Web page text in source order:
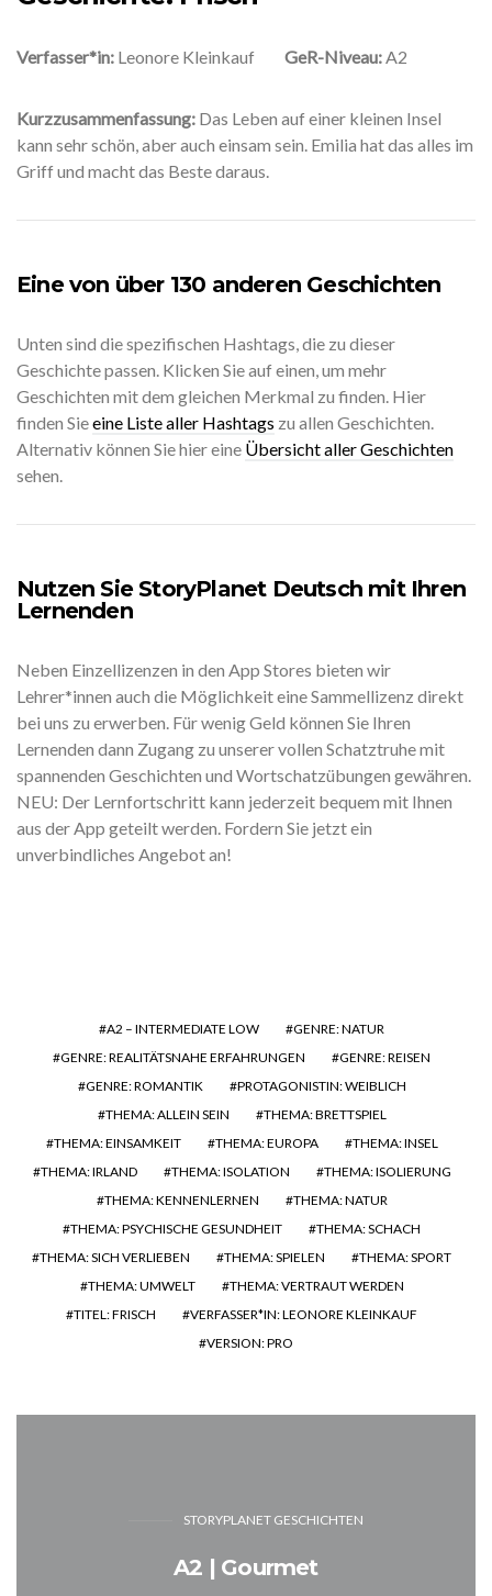
Verfasser*in: Leonore Kleinkauf GeR-Niveau:A2
Kurzzusammenfassung: Das Leben auf einer kleinen Insel
kann sehr schön, aber auch einsam sein. Emilia hat das alles im
Griff und macht das Beste daraus.
Eine von über 130 anderen Geschichten
Unten sind die spezifischen Hashtags, die zu dieser
Geschichte passen. Klicken Sie auf einen, um mehr
Geschichten mit dem gleichen Merkmal zu finden. Hier
finden Sieeine Liste aller Hashtags zu allen Geschichten.
Alternativ können Sie hier eine Übersicht aller Geschichten
sehen.
Nutzen Sie StoryPlanet Deutsch mit Ihren
Lernenden
Neben Einzellizenzen in den App Stores bieten wir
Lehrer*innen auch die Möglichkeit eine Sammellizenz direkt
bei uns zu erwerben. Für wenig Geld können Sie Ihren
Lernenden dann Zugang zu unserer vollen Schatztruhe mit
spannenden Geschichten und Wortschatzübungen gewähren.
NEU: Der Lernfortschritt kann jederzeit bequem mit Ihnen
aus der App geteilt werden. Fordern Sie jetzt ein
unverbindliches Angebot an!
A2 – INTERMEDIATE LOW
GENRE: NATUR
GENRE: REALITÄTSNAHE ERFAHRUNGEN
GENRE: REISEN
GENRE: ROMANTIK
PROTAGONISTIN: WEIBLICH
THEMA: ALLEIN SEIN
THEMA: BRETTSPIEL
THEMA: EINSAMKEIT
THEMA: EUROPA
THEMA: INSEL
THEMA: IRLAND
THEMA: ISOLATION
THEMA: ISOLIERUNG
THEMA: KENNENLERNEN
THEMA: NATUR
THEMA: PSYCHISCHE GESUNDHEIT
THEMA: SCHACH
THEMA: SICH VERLIEBEN
THEMA: SPIELEN
THEMA: SPORT
THEMA: UMWELT
THEMA: VERTRAUT WERDEN
TITEL: FRISCH
VERFASSER*IN: LEONORE KLEINKAUF
VERSION: PRO
STORYPLANET GESCHICHTEN
A2 | Gourmet